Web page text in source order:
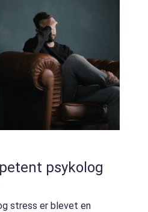
psykolog
stress er blevet en